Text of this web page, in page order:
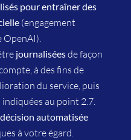
pour entraîner des
(engagement
OpenAI).
journaliséesde façon
à des fins de
du service, puis
au point 2.7.
automatisée
à votre égard.